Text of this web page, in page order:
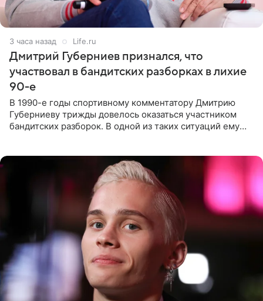
3 часа назад Life.ru
Дмитрий Губерниев признался, что
участвовал в бандитских разборках в лихие
90-е
В 1990-е годы спортивному комментатору Дмитрию
Губерниеву трижды довелось оказаться участником
бандитских разборок. В одной из таких ситуаций ему